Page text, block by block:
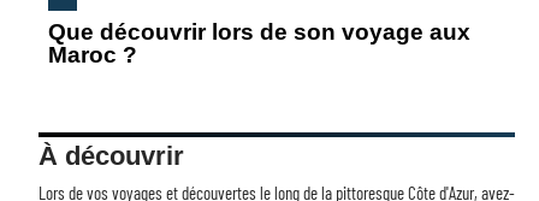
Que découvrir lors de son voyage aux
Maroc ?
À découvrir
Lors de vos voyages et découvertes le long de la pittoresque Côte d'Azur, avez-